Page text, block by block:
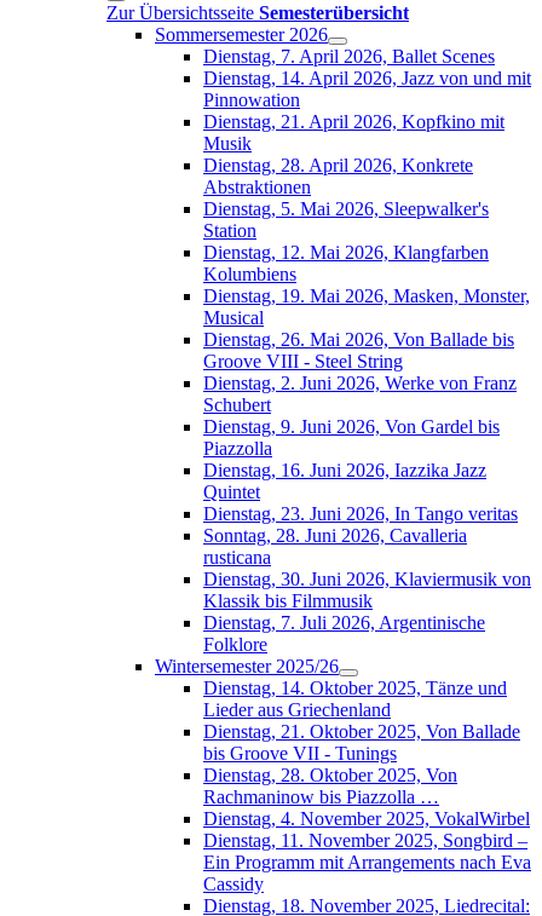
Zur Übersichtsseite Semesterübersicht
Sommersemester 2026
Dienstag, 7. April 2026, Ballet Scenes
Dienstag, 14. April 2026, Jazz von und mit
Pinnowation
Dienstag, 21. April 2026, Kopfkino mit
Musik
Dienstag, 28. April 2026, Konkrete
Abstraktionen
Dienstag, 5. Mai 2026, Sleepwalker's
Station
Dienstag, 12. Mai 2026, Klangfarben
Kolumbiens
Dienstag, 19. Mai 2026, Masken, Monster,
Musical
Dienstag, 26. Mai 2026, Von Ballade bis
Groove VIII - Steel String
Dienstag, 2. Juni 2026, Werke von Franz
Schubert
Dienstag, 9. Juni 2026, Von Gardel bis
Piazzolla
Dienstag, 16. Juni 2026, Iazzika Jazz
Quintet
Dienstag, 23. Juni 2026, In Tango veritas
Sonntag, 28. Juni 2026, Cavalleria
rusticana
Dienstag, 30. Juni 2026, Klaviermusik von
Klassik bis Filmmusik
Dienstag, 7. Juli 2026, Argentinische
Folklore
Wintersemester 2025/26
Dienstag, 14. Oktober 2025, Tänze und
Lieder aus Griechenland
Dienstag, 21. Oktober 2025, Von Ballade
bis Groove VII - Tunings
Dienstag, 28. Oktober 2025, Von
Rachmaninow bis Piazzolla …
Dienstag, 4. November 2025, VokalWirbel
Dienstag, 11. November 2025, Songbird –
Ein Programm mit Arrangements nach Eva
Cassidy
Dienstag, 18. November 2025, Liedrecital: